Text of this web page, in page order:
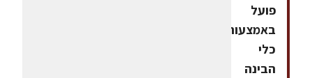
פועל
באמצעות
כלי
הבינה